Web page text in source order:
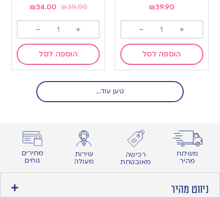
₪39.90
+
-
הוספה לסל
₪39.00
₪34.00
+
-
הוספה לסל
טען עוד...
משלוח
מהיר
רכישה
מאובטחת
שירות
מעולה
מחירים
נוחים
ניווט מהיר